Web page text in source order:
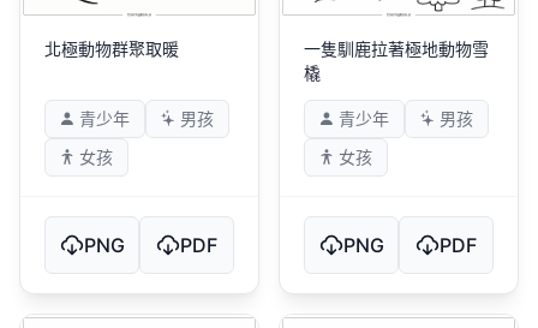
北極動物群聚取暖
青少年
男孩
女孩
PNG PDF
一隻馴鹿拉著極地動物雪
橇
青少年
男孩
女孩
PNG PDF